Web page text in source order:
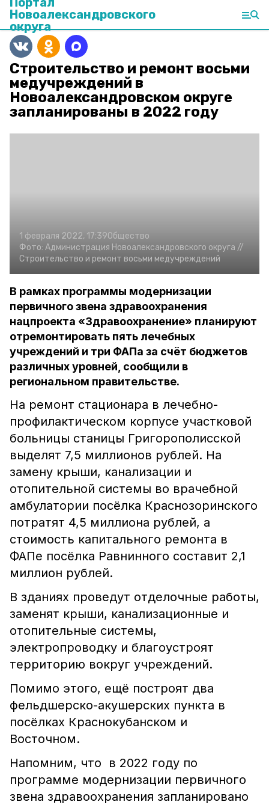
Новоалександровского
округа
Строительство и ремонт восьми
медучреждений в
Новоалександровском округе
запланированы в 2022 году
1 февраля 2022, 17:39Общество
Фото: Администрация Новоалександровского округа //
Строительство и ремонт восьми медучреждений
В рамках программы модернизации
первичного звена здравоохранения
нацпроекта «Здравоохранение» планируют
отремонтировать пять лечебных
учреждений и три ФАПа за счёт бюджетов
различных уровней, сообщили в
региональном правительстве.
На ремонт стационара в лечебно-
профилактическом корпусе участковой
больницы станицы Григорополисской
выделят 7,5 миллионов рублей. На
замену крыши, канализации и
отопительной системы во врачебной
амбулатории посёлка Краснозоринского
потратят 4,5 миллиона рублей, а
стоимость капитального ремонта в
ФАПе посёлка Равнинного составит 2,1
миллион рублей.
В зданиях проведут отделочные работы,
заменят крыши, канализационные и
отопительные системы,
электропроводку и благоустроят
территорию вокруг учреждений.
Помимо этого, ещё построят два
фельдшерско-акушерских пункта в
посёлках Краснокубанском и
Восточном.
Напомним, что в 2022 году по
программе модернизации первичного
звена здравоохранения запланировано